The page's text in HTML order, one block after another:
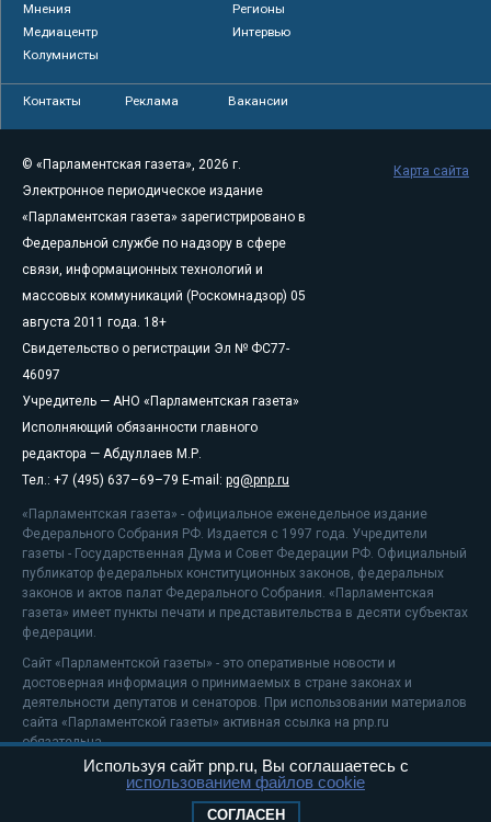
Мнения
Регионы
Медиацентр
Интервью
Колумнисты
Контакты Реклама Вакансии
© «Парламентская газета», 2026 г.
Электронное периодическое издание
«Парламентская газета» зарегистрировано в
Федеральной службе по надзору в сфере
связи, информационных технологий и
массовых коммуникаций (Роскомнадзор) 05
августа 2011 года. 18+
Свидетельство о регистрации Эл № ФС77-
46097
Учредитель — АНО «Парламентская газета»
Исполняющий обязанности главного
редактора — Абдуллаев М.Р.
Тел.: +7 (495) 637–69–79 E-mail: pg@pnp.ru
«Парламентская газета» - официальное еженедельное издание
Федерального Собрания РФ. Издается с 1997 года. Учредители
газеты - Государственная Дума и Совет Федерации РФ. Официальный
публикатор федеральных конституционных законов, федеральных
законов и актов палат Федерального Собрания. «Парламентская
газета» имеет пункты печати и представительства в десяти субъектах
федерации.
Сайт «Парламентской газеты» - это оперативные новости и
достоверная информация о принимаемых в стране законах и
деятельности депутатов и сенаторов. При использовании материалов
сайта «Парламентской газеты» активная ссылка на pnp.ru
обязательна.
На информационном ресурсе применяютсярекомендательные
Положение о защите персональных данных
Карта сайта
Используя сайт pnp.ru, Вы соглашаетесь с
использованием файлов cookie
СОГЛАСЕН